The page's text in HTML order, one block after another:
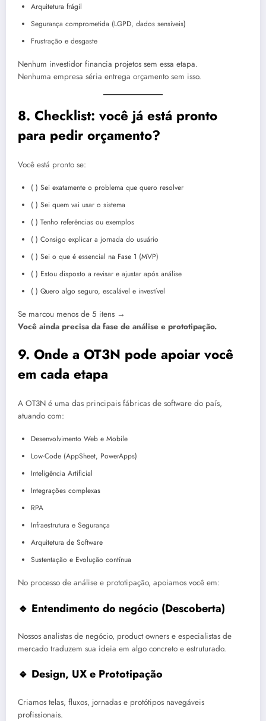
Arquitetura frágil
Segurança comprometida (LGPD, dados sensíveis)
Frustração e desgaste
Nenhum investidor financia projetos sem essa etapa.
Nenhuma empresa séria entrega orçamento sem isso.
8. Checklist: você já está pronto
para pedir orçamento?
Você está pronto se:
( ) Sei exatamente o problema que quero resolver
( ) Sei quem vai usar o sistema
( ) Tenho referências ou exemplos
( ) Consigo explicar a jornada do usuário
( ) Sei o que é essencial na Fase 1 (MVP)
( ) Estou disposto a revisar e ajustar após análise
( ) Quero algo seguro, escalável e investível
Se marcou menos de 5 itens →
Você ainda precisa da fase de análise e prototipação.
9. Onde a OT3N pode apoiar você
em cada etapa
A OT3N é uma das principais fábricas de software do país,
atuando com:
Desenvolvimento Web e Mobile
Low-Code (AppSheet, PowerApps)
Inteligência Artificial
Integrações complexas
RPA
Infraestrutura e Segurança
Arquitetura de Software
Sustentação e Evolução contínua
No processo de análise e prototipação, apoiamos você em:
🔹 Entendimento do negócio (Descoberta)
Nossos analistas de negócio, product owners e especialistas de
mercado traduzem sua ideia em algo concreto e estruturado.
🔹 Design, UX e Prototipação
Criamos telas, fluxos, jornadas e protótipos navegáveis
profissionais.